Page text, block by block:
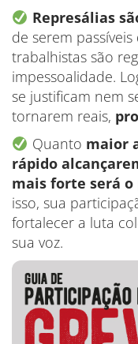
Represálias
de serem
trabalhistas são
impessoalidade.
se justificam nem
tornarem reais,
Quanto maior
rápido
mais forte será o
isso, sua
fortalecer a luta
sua voz.